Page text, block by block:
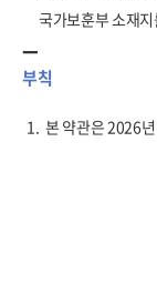
국가보훈부 소재
부칙
1. 본 약관은 2026